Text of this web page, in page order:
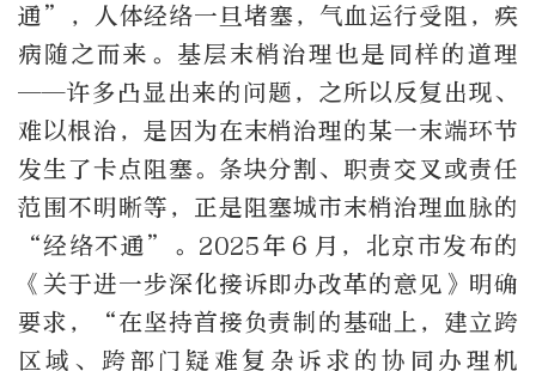
通”，人体经络一旦堵塞，气血运行受阻，疾
病随之而来。基层末梢治理也是同样的道理
——许多凸显出来的问题，之所以反复出现、
难以根治，是因为在末梢治理的某一末端环节
发生了卡点阻塞。条块分割、职责交叉或责任
范围不明晰等，正是阻塞城市末梢治理血脉的
“经络不通”。2025年６月，北京市发布的
《关于进一步深化接诉即办改革的意见》明确
要求，“在坚持首接负责制的基础上，建立跨
区域、跨部门疑难复杂诉求的协同办理机